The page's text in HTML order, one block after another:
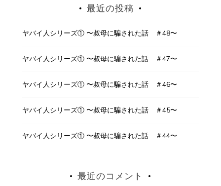
最近の投稿
ヤバイ人シリーズ① 〜叔母に騙された話 ＃48〜
ヤバイ人シリーズ① 〜叔母に騙された話 ＃47〜
ヤバイ人シリーズ① 〜叔母に騙された話 ＃46〜
ヤバイ人シリーズ① 〜叔母に騙された話 ＃45〜
ヤバイ人シリーズ① 〜叔母に騙された話 ＃44〜
最近のコメント